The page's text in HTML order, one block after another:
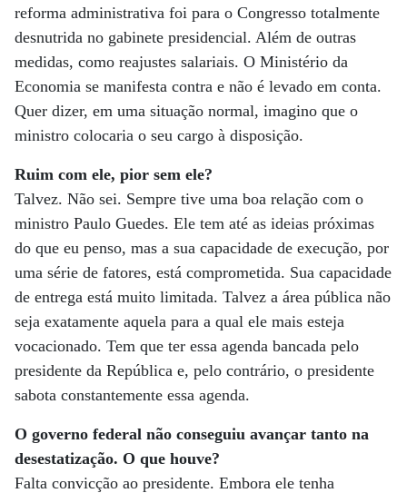
reforma administrativa foi para o Congresso totalmente
desnutrida no gabinete presidencial. Além de outras
medidas, como reajustes salariais. O Ministério da
Economia se manifesta contra e não é levado em conta.
Quer dizer, em uma situação normal, imagino que o
ministro colocaria o seu cargo à disposição.
Ruim com ele, pior sem ele?
Talvez. Não sei. Sempre tive uma boa relação com o
ministro Paulo Guedes. Ele tem até as ideias próximas
do que eu penso, mas a sua capacidade de execução, por
uma série de fatores, está comprometida. Sua capacidade
de entrega está muito limitada. Talvez a área pública não
seja exatamente aquela para a qual ele mais esteja
vocacionado. Tem que ter essa agenda bancada pelo
presidente da República e, pelo contrário, o presidente
sabota constantemente essa agenda.
O governo federal não conseguiu avançar tanto na
desestatização. O que houve?
Falta convicção ao presidente. Embora ele tenha